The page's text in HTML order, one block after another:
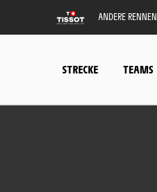
ANDERE RENNEN
STRECKE TEAMS